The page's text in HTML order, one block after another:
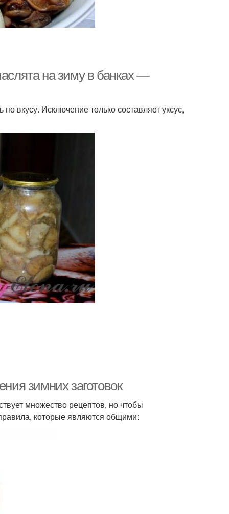
на зиму в банках —
вкусу. Исключение только составляет уксус,
зимних заготовок
множество рецептов, но чтобы
которые являются общими: